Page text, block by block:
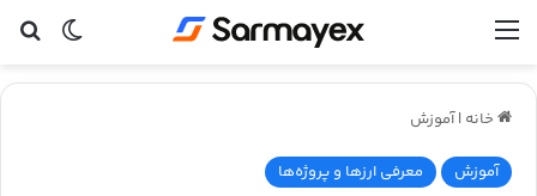
خانه | آموزش
آموزش معرفی ارزها و پروژه‌ها